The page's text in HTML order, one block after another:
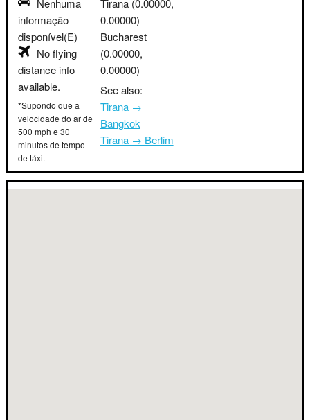
Nenhuma
informação
disponível(E)
No flying
distance info
available.
*Supondo que a
velocidade do ar de
500 mph e 30
minutos de tempo
de táxi.
Tirana (0.00000,
0.00000)
Bucharest
(0.00000,
0.00000)
See also:
Tirana →
Bangkok
Tirana → Berlim